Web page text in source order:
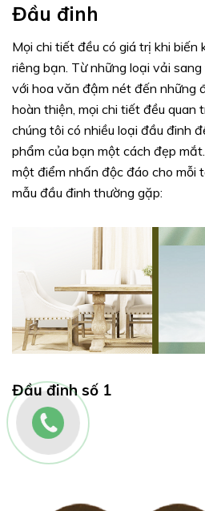
Đầu đinh
Mọi chi tiết đều có giá trị khi biến
riêng bạn. Từ những loại vải
với hoa văn đậm nét đến những
hoàn thiện, mọi chi tiết đều quan
chúng tôi có nhiều loại đầu đinh
phẩm của bạn một cách đẹp
một điểm nhấn độc đáo cho mỗi
mẫu đầu đinh thường gặp:
Đầu đinh số 1